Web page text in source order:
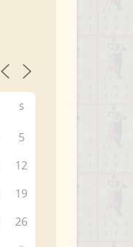
S
5
12
19
26